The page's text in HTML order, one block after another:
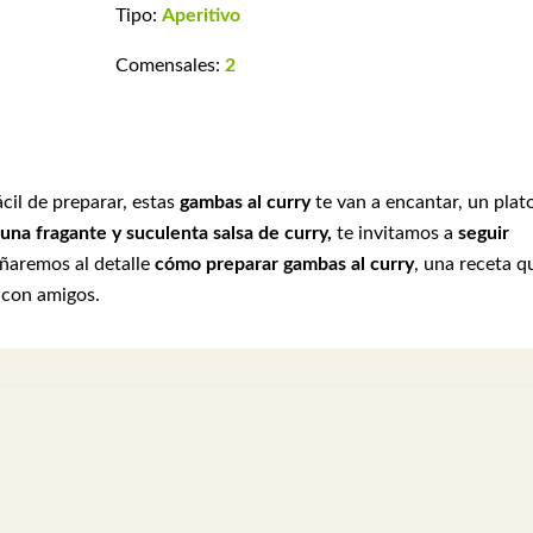
Tipo: Aperitivo
Comensales: 2
de preparar, estas gambas al curryte van a encantar, un
fragante y suculenta salsa de curry, te invitamos a seguir
al detalle cómo preparar gambas al curry, una receta
amigos.